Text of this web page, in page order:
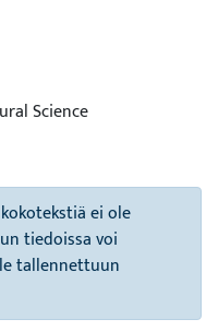
Science
ei ole
tiedoissa voi
tallennettuun